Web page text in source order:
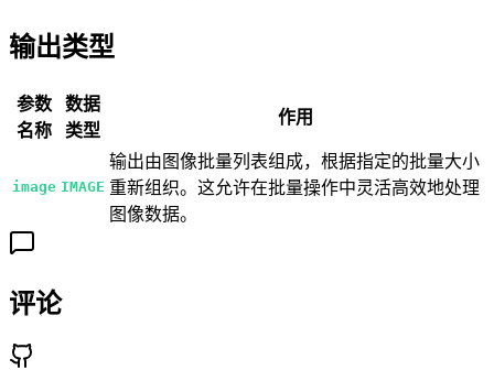
输出类型
参数
名称
数据
类型
作用
image IMAGE
输出由图像批量列表组成，根据指定的批量大小
重新组织。这允许在批量操作中灵活高效地处理
图像数据。
评论